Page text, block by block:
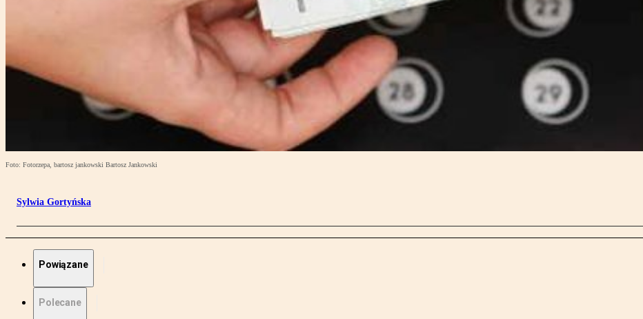
Foto: Fotorzepa, bartosz jankowski Bartosz Jankowski
Sylwia Gortyńska
Powiązane
Polecane